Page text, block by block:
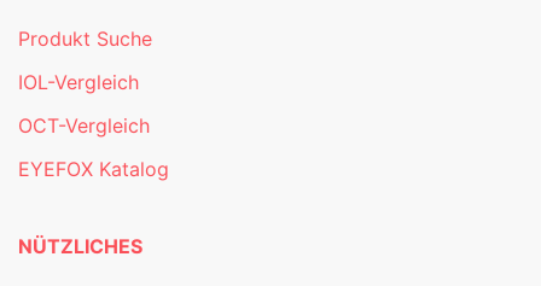
Produkt Suche
IOL-Vergleich
OCT-Vergleich
EYEFOX Katalog
NÜTZLICHES